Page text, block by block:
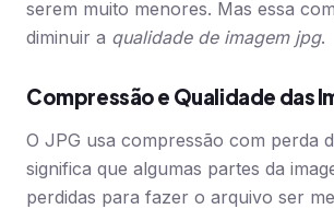
serem muito menores. Mas essa
diminuir a qualidade de imagem jpg.
Compressão e Qualidade das
O JPG usa compressão com perda
significa que algumas partes da
perdidas para fazer o arquivo ser